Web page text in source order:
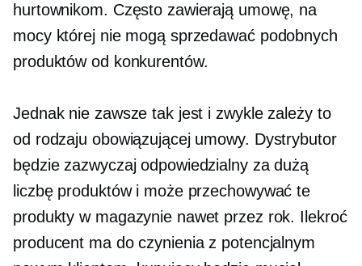
hurtownikom. Często zawierają umowę, na
mocy której nie mogą sprzedawać podobnych
produktów od konkurentów.
Jednak nie zawsze tak jest i zwykle zależy to
od rodzaju obowiązującej umowy. Dystrybutor
będzie zazwyczaj odpowiedzialny za dużą
liczbę produktów i może przechowywać te
produkty w magazynie nawet przez rok. Ilekroć
producent ma do czynienia z potencjalnym